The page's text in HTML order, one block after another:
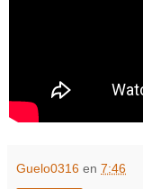
Guelo0316 en 7:46